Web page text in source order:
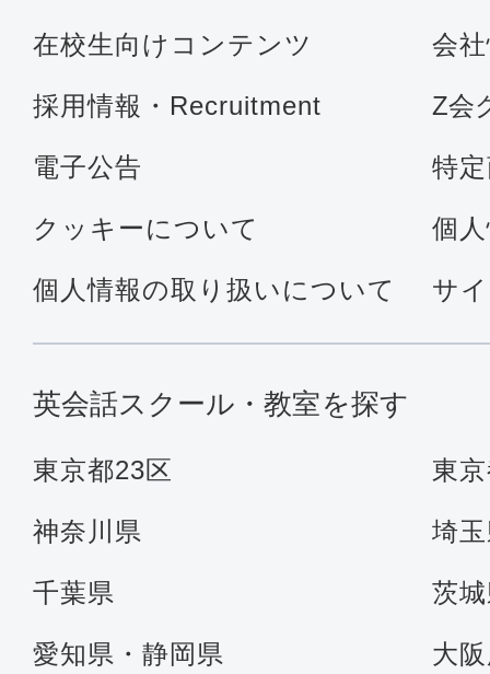
在校生向けコンテンツ 会
採用情報・Recruitment Z会
電子公告 特
クッキーについて 個
個人情報の取り扱いについて サ
英会話スクール・教室を探す
東京都23区 東
神奈川県 埼
千葉県 茨
愛知県・静岡県 大